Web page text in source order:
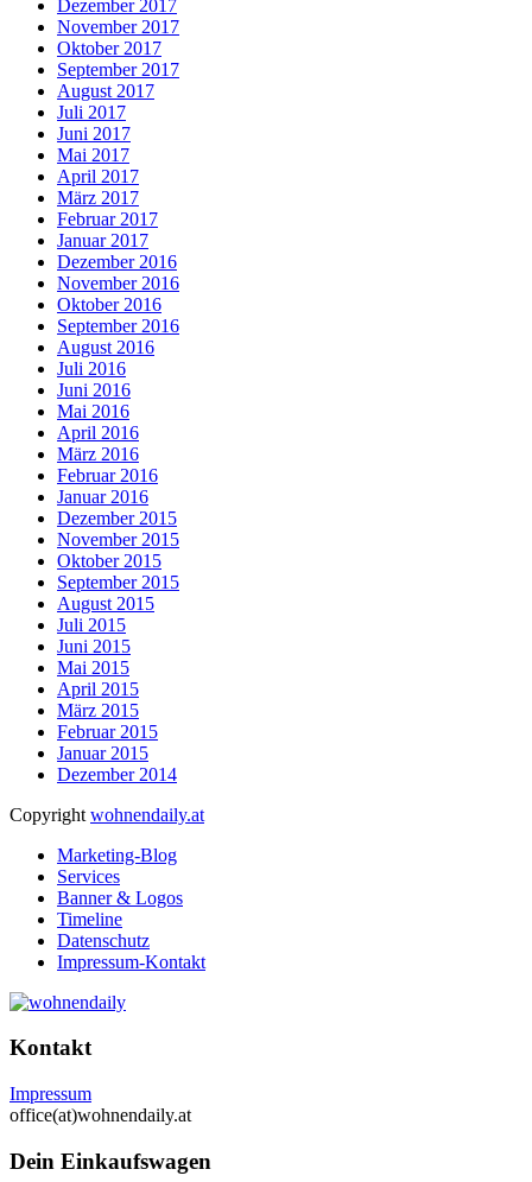
Dezember 2017
November 2017
Oktober 2017
September 2017
August 2017
Juli 2017
Juni 2017
Mai 2017
April 2017
März 2017
Februar 2017
Januar 2017
Dezember 2016
November 2016
Oktober 2016
September 2016
August 2016
Juli 2016
Juni 2016
Mai 2016
April 2016
März 2016
Februar 2016
Januar 2016
Dezember 2015
November 2015
Oktober 2015
September 2015
August 2015
Juli 2015
Juni 2015
Mai 2015
April 2015
März 2015
Februar 2015
Januar 2015
Dezember 2014
Copyright wohnendaily.at
Marketing-Blog
Services
Banner & Logos
Timeline
Datenschutz
Impressum-Kontakt
Kontakt
Impressum
office(at)wohnendaily.at
Dein Einkaufswagen